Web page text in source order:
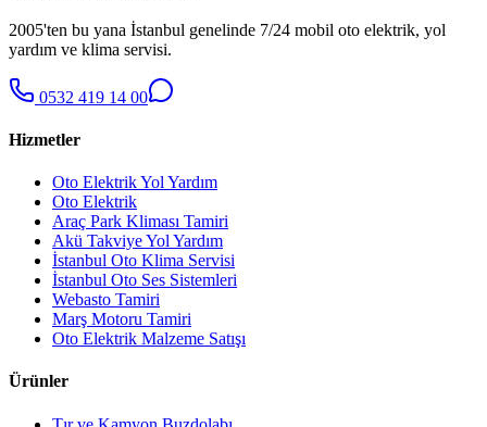
2005'ten bu yana İstanbul genelinde 7/24 mobil oto elektrik, yol
yardım ve klima servisi.
0532 419 14 00
Hizmetler
Oto Elektrik Yol Yardım
Oto Elektrik
Araç Park Kliması Tamiri
Akü Takviye Yol Yardım
İstanbul Oto Klima Servisi
İstanbul Oto Ses Sistemleri
Webasto Tamiri
Marş Motoru Tamiri
Oto Elektrik Malzeme Satışı
Ürünler